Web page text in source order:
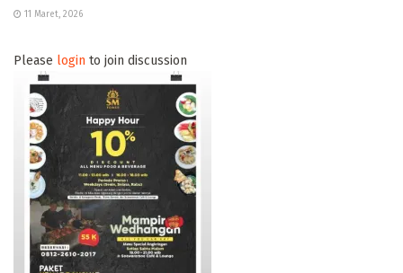
11 Maret, 2026
Please login to join discussion